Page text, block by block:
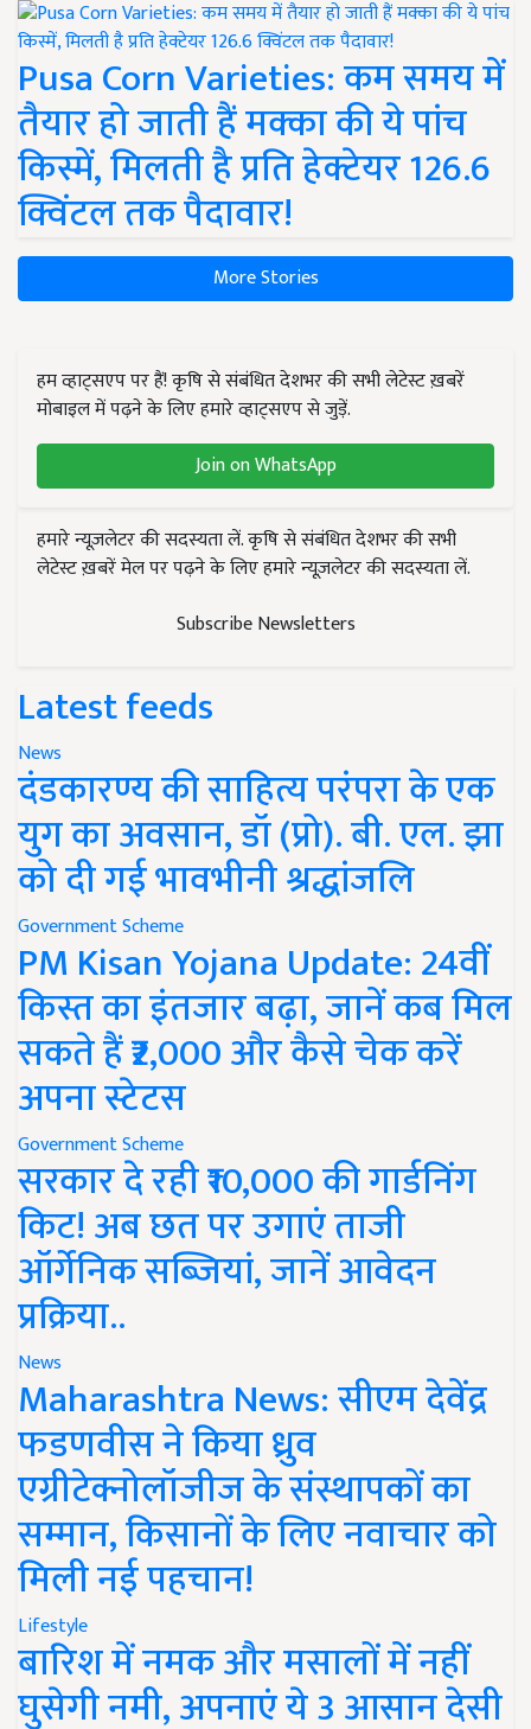
Pusa Corn Varieties: कम समय में
तैयार हो जाती हैं मक्का की ये पांच
किस्में, मिलती है प्रति हेक्टेयर 126.6
क्विंटल तक पैदावार!
More Stories
हम व्हाट्सएप पर हैं! कृषि से संबंधित देशभर की सभी लेटेस्ट ख़बरें
मोबाइल में पढ़ने के लिए हमारे व्हाट्सएप से जुड़ें.
Join on WhatsApp
हमारे न्यूज़लेटर की सदस्यता लें. कृषि से संबंधित देशभर की सभी
लेटेस्ट ख़बरें मेल पर पढ़ने के लिए हमारे न्यूज़लेटर की सदस्यता लें.
Subscribe Newsletters
Latest feeds
News
दंडकारण्य की साहित्य परंपरा के एक
युग का अवसान, डॉ (प्रो). बी. एल. झा
को दी गई भावभीनी श्रद्धांजलि
Government Scheme
PM Kisan Yojana Update: 24वीं
किस्त का इंतजार बढ़ा, जानें कब मिल
सकते हैं ₹2,000 और कैसे चेक करें
अपना स्टेटस
Government Scheme
सरकार दे रही ₹10,000 की गार्डनिंग
किट! अब छत पर उगाएं ताजी
ऑर्गेनिक सब्जियां, जानें आवेदन
प्रक्रिया..
News
Maharashtra News: सीएम देवेंद्र
फडणवीस ने किया ध्रुव
एग्रीटेक्नोलॉजीज के संस्थापकों का
सम्मान, किसानों के लिए नवाचार को
मिली नई पहचान!
Lifestyle
बारिश में नमक और मसालों में नहीं
घुसेगी नमी, अपनाएं ये 3 आसान देसी